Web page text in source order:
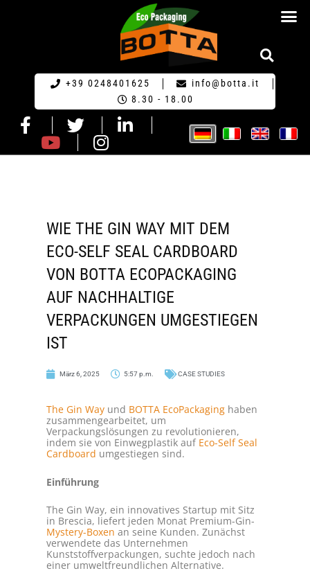
+39 0248401625
info@botta.it
8.30 - 18.00
WIE THE GIN WAY MIT DEM
ECO-SELF SEAL CARDBOARD
VON BOTTA ECOPACKAGING
AUF NACHHALTIGE
VERPACKUNGEN UMGESTIEGEN
IST
März 6, 2025 5:57 p.m. CASE STUDIES
The Gin Wayund BOTTA EcoPackaginghaben
zusammengearbeitet, um
Verpackungslösungen zu revolutionieren,
indem sie von Einwegplastik auf Eco-Self Seal
Cardboard umgestiegen sind.
Einführung
The Gin Way, ein innovatives Startup mit Sitz
in Brescia, liefert jeden Monat Premium-Gin-
Mystery-Boxen an seine Kunden. Zunächst
verwendete das Unternehmen
Kunststoffverpackungen, suchte jedoch nach
einer umweltfreundlichen Alternative.